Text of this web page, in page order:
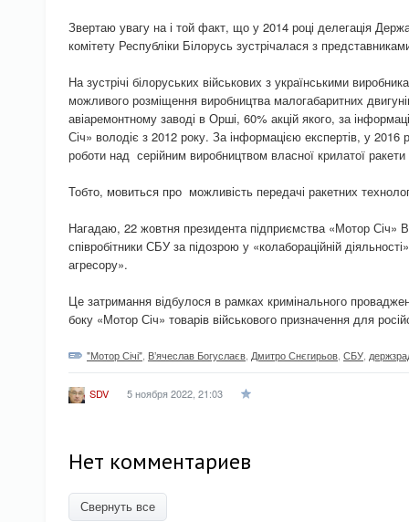
Звертаю увагу на і той факт, що у 2014 році делегація
комітету Республіки Білорусь зустрічалася з
На зустрічі білоруських військових з українськими
можливого розміщення виробництва малогабаритних
авіаремонтному заводі в Орші, 60% акцій якого, за
Січ» володіє з 2012 року. За інформацією експертів, у 2016
роботи над серійним виробництвом власної крилатої
Тобто, мовиться про можливість передачі ракетних
Нагадаю, 22 жовтня президента підприємства «Мотор Січ»
співробітники СБУ за підозрою у «колабораційній
агресору».
Це затримання відбулося в рамках кримінального
боку «Мотор Січ» товарів військового призначення для
"Мотор Січі" В’ячеслав Богуслаєв Дмитро Снєгирьов СБУ
SDV 5 ноября 2022, 21:03
Нет комментариев
Свернуть все